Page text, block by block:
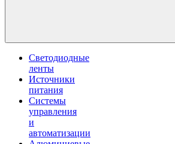
Светодиодные
ленты
Источники
питания
Системы
управления
и
автоматизации